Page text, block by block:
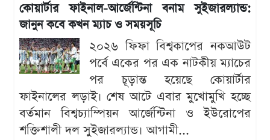
কোয়ার্টার ফাইনাল-আর্জেন্টিনা বনাম সুইজারল্যান্ড:
জানুন কবে কখন ম্যাচ ও সময়সূচি
২০২৬ ফিফা বিশ্বকাপের নকআউট
পর্বে একের পর এক নাটকীয় ম্যাচের
পর চূড়ান্ত হয়েছে কোয়ার্টার
ফাইনালের লড়াই। শেষ আটে এবার মুখোমুখি হচ্ছে
বর্তমান বিশ্বচ্যাম্পিয়ন আর্জেন্টিনা ও ইউরোপের
শক্তিশালী দল সুইজারল্যান্ড। আগামী...